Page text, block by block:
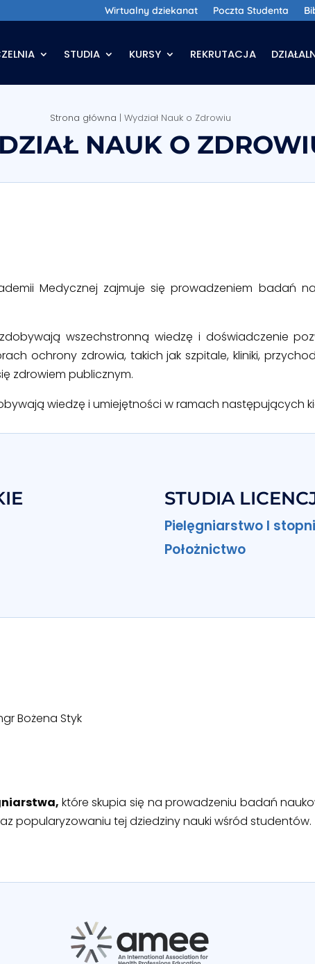
Wirtualny dziekanat Poczta Studenta
STUDIA KURSY REKRUTACJA
Strona główna | Wydział Nauk o Zdrowiu
NAUK O
Medycznej zajmuje się prowadzeniem badań
zdobywają wszechstronną wiedzę i doświadczenie
ochrony zdrowia, takich jak szpitale, kliniki,
zdrowiem publicznym.
wiedzę i umiejętności w ramach następujących
STUDIA
Pielęgniarstwo I
Położnictwo
Bożena Styk
które skupia się na prowadzeniu badań
popularyzowaniu tej dziedziny nauki wśród studentów.